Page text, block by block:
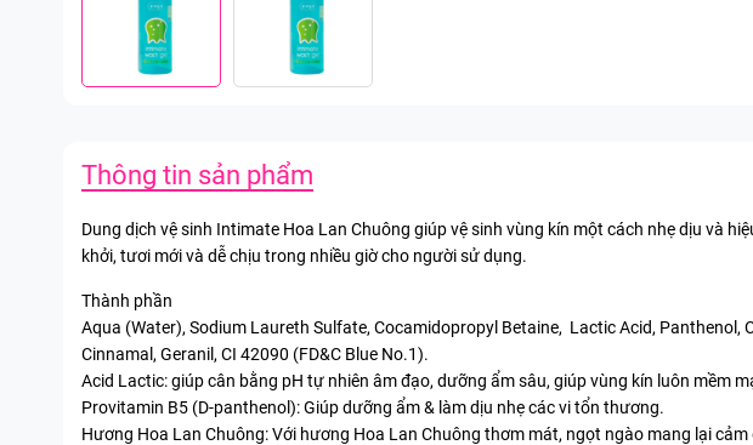
Thông tin sản phẩm
Dung dịch vệ sinh Intimate Hoa Lan Chuông giúp vệ sinh vùng kín một cách nhẹ dịu và
khởi, tươi mới và dễ chịu trong nhiều giờ cho người sử dụng.
Thành phần
Aqua (Water), Sodium Laureth Sulfate, Cocamidopropyl Betaine, Lactic Acid, Panthenol,
Cinnamal, Geranil, CI 42090 (FD&C Blue No.1).
Acid Lactic: giúp cân bằng pH tự nhiên âm đạo, dưỡng ẩm sâu, giúp vùng kín luôn mềm
Provitamin B5 (D-panthenol): Giúp dưỡng ẩm & làm dịu nhẹ các vi tổn thương.
Hương Hoa Lan Chuông: Với hương Hoa Lan Chuông thơm mát, ngọt ngào mang lại